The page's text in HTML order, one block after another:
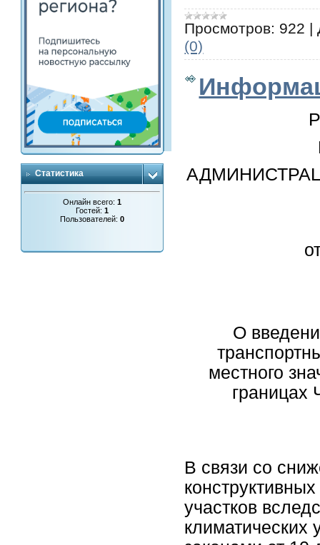
Статистика
Онлайн всего:1
Гостей:1
Пользователей:0
Просмотров: 922 |
(0)
О
местного
границах
В связи со
участков
климатических